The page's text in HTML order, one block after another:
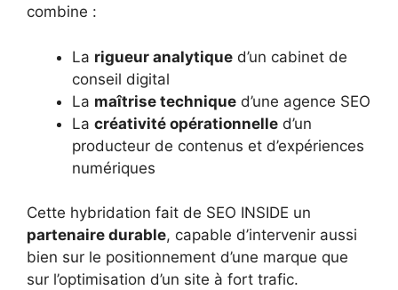
combine :
La rigueur analytique d’un cabinet de
conseil digital
La maîtrise technique d’une agence SEO
La créativité opérationnelle d’un
producteur de contenus et d’expériences
numériques
Cette hybridation fait de SEO INSIDE un
partenaire durable, capable d’intervenir aussi
bien sur le positionnement d’une marque que
sur l’optimisation d’un site à fort trafic.